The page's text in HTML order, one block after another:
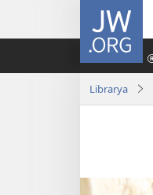
JW.ORG
Librarya